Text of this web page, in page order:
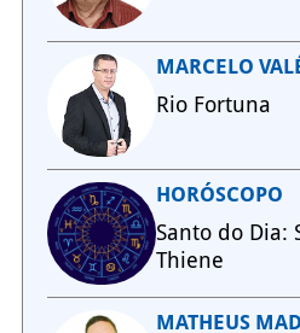
MARCELO
Rio Fortuna
HORÓSCOPO
Santo do Dia:
Thiene
MATHEUS